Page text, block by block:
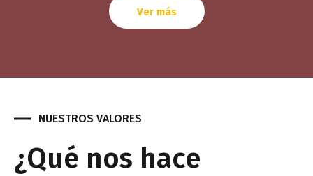
Ver más
NUESTROS VALORES
¿Qué nos hace